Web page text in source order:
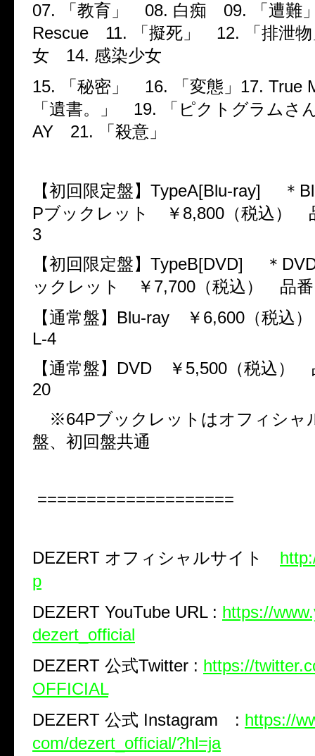
07.
「教育」 08. 白痴 09.
「遭
Rescue
11. 「擬死」 12.
「排泄
女 14. 感染少女
15.
「秘密」 16. 「変態」 17. True
「遺書。」 19.
「ピクトグラム
AY
21. 「殺意」
【初回限定盤】 TypeA[Blu-ray] ＊
Pブックレット ￥ 8,800 （税込）
3
【初回限定盤】 TypeB[DVD] ＊
ックレット ￥ 7,700 （税込） 品
【通常盤】 Blu-ray ￥ 6,600 （税込
L-4
【通常盤】 DVD ￥ 5,500 （税込）
20
※64Pブックレットはオフィシャ
盤、初回盤共通
====================
DEZERT オフィシャルサイト
p
DEZERT YouTube URL : https://
dezert_official
DEZERT 公式Twitter : https://
OFFICIAL
DEZERT 公式 Instagram : https://
com/dezert_official/?hl=ja